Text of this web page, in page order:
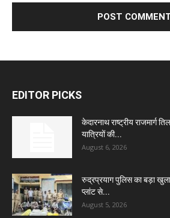
EDITOR PICKS
केदारनाथ राष्ट्रीय राजमार्ग
यात्रियों की...
August 6, 2026
रुद्रप्रयाग पुलिस का बड़ा
प्लांट से...
August 5, 2026